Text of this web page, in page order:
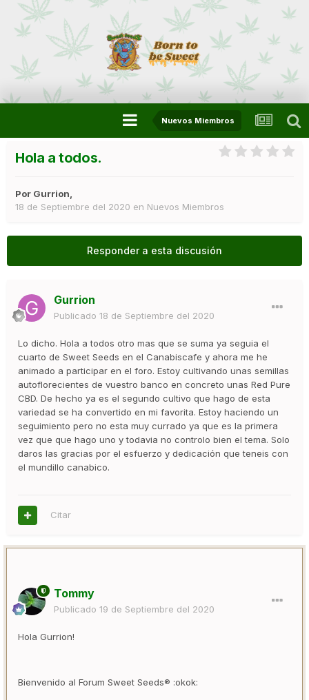
Nuevos Miembros
Hola a todos.
Por Gurrion,
18 de Septiembre del 2020 en Nuevos Miembros
Responder a esta discusión
Gurrion
Publicado 18 de Septiembre del 2020
Lo dicho. Hola a todos otro mas que se suma ya seguia el
cuarto de Sweet Seeds en el Canabiscafe y ahora me he
animado a participar en el foro. Estoy cultivando unas semillas
autoflorecientes de vuestro banco en concreto unas Red Pure
CBD. De hecho ya es el segundo cultivo que hago de esta
variedad se ha convertido en mi favorita. Estoy haciendo un
seguimiento pero no esta muy currado ya que es la primera
vez que que hago uno y todavia no controlo bien el tema. Solo
daros las gracias por el esfuerzo y dedicación que teneis con
el mundillo canabico.
Citar
Tommy
Publicado 19 de Septiembre del 2020
Hola Gurrion!
Bienvenido al Forum Sweet Seeds® :okok: